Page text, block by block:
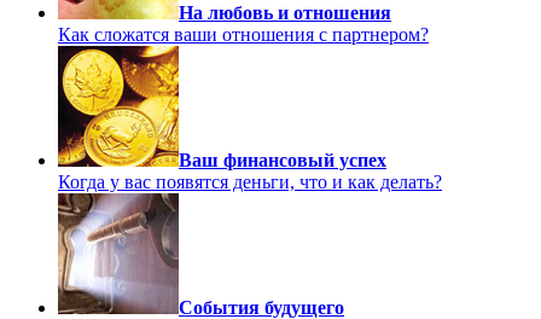
На любовь и отношения
Как сложатся ваши отношения с партнером?
Ваш финансовый успех
Когда у вас появятся деньги, что и как делать?
События будущего